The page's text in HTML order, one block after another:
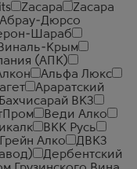
Zacapa
Zacapa
Абрау-Дюрсо
Шараб
Крым
(АПК)
Альфа Люкс
Араратский
Бахчисарай ВКЗ
Веди Алко
ВКК Русь
Грейн Алко
ДВКЗ
Дербентский